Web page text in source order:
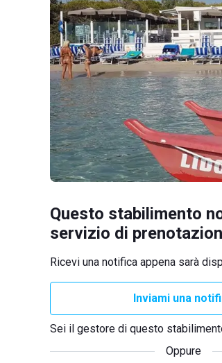
Questo stabilimento
servizio di
Ricevi una notifica appena sarà
Inviami una
Sei il gestore di questo
Oppure